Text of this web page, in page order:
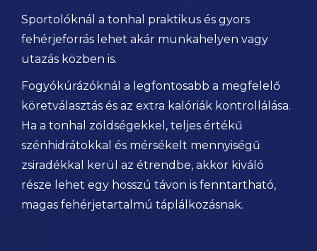
Sportolóknál a tonhal praktikus és gyors
fehérjeforrás lehet akár munkahelyen vagy
utazás közben is.
Fogyókúrázóknál a legfontosabb a megfelelő
köretválasztás és az extra kalóriák kontrollálása.
Ha a tonhal zöldségekkel, teljes értékű
szénhidrátokkal és mérsékelt mennyiségű
zsiradékkal kerül az étrendbe, akkor kiváló
része lehet egy hosszú távon is fenntartható,
magas fehérjetartalmú táplálkozásnak.